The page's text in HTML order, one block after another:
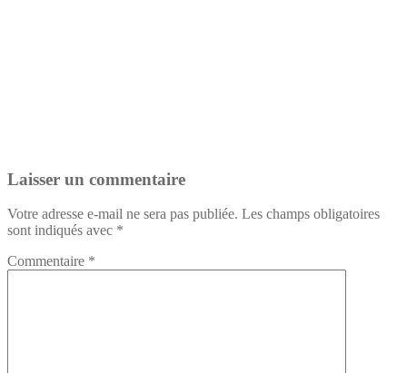
Laisser un commentaire
Votre adresse e-mail ne sera pas publiée. Les champs obligatoires
sont indiqués avec *
Commentaire *